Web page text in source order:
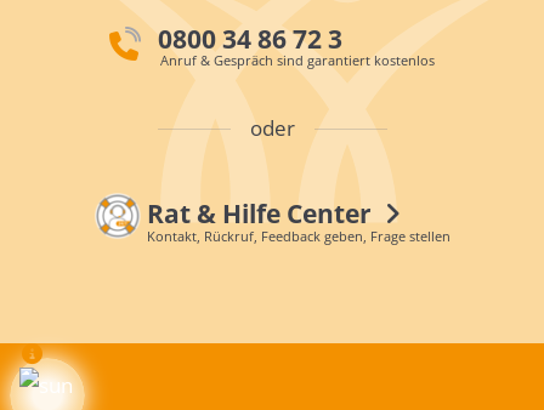
0800 34 86 72 3
Anruf & Gespräch sind garantiert kostenlos
oder
Rat & Hilfe Center
Kontakt, Rückruf, Feedback geben, Frage stellen